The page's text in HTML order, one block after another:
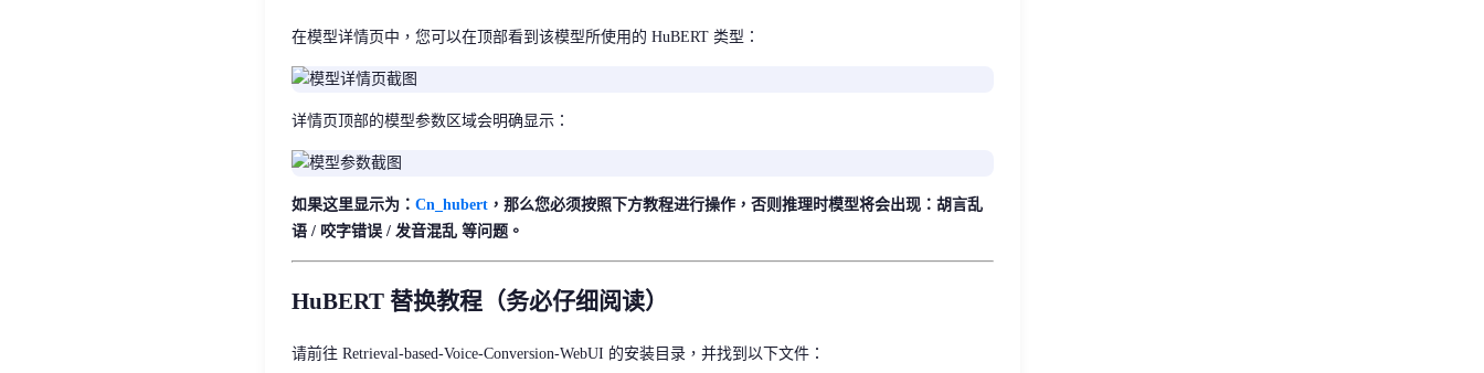
在模型详情页中，您可以在顶部看到该模型所使用的 HuBERT 类型：
详情页顶部的模型参数区域会明确显示：
如果这里显示为： Cn_hubert ，那么您必须按照下方教程进行操作，否则推理时模型将会出现：胡言乱
语 / 咬字错误 / 发音混乱 等问题。
HuBERT 替换教程（务必仔细阅读）
请前往 Retrieval-based-Voice-Conversion-WebUI 的安装目录，并找到以下文件：